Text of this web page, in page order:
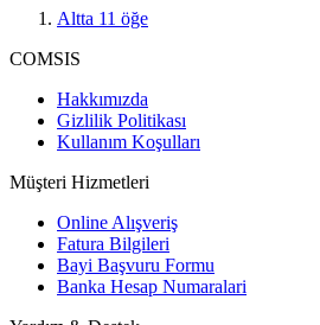
Altta 11 öğe
COMSIS
Hakkımızda
Gizlilik Politikası
Kullanım Koşulları
Müşteri Hizmetleri
Online Alışveriş
Fatura Bilgileri
Bayi Başvuru Formu
Banka Hesap Numaralari